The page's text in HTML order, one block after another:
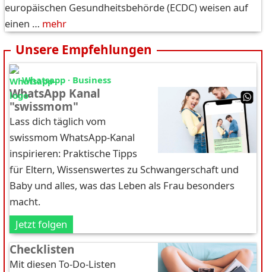
europäischen Gesundheitsbehörde (ECDC) weisen auf
einen … mehr
Unsere Empfehlungen
Whatsapp · Business
WhatsApp Kanal
"swissmom"
Lass dich täglich vom
swissmom WhatsApp-Kanal
inspirieren: Praktische Tipps
für Eltern, Wissenswertes zu Schwangerschaft und
Baby und alles, was das Leben als Frau besonders
macht.
Jetzt folgen
Checklisten
Mit diesen To-Do-Listen